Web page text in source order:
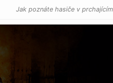
Jak poznáte hasiče v